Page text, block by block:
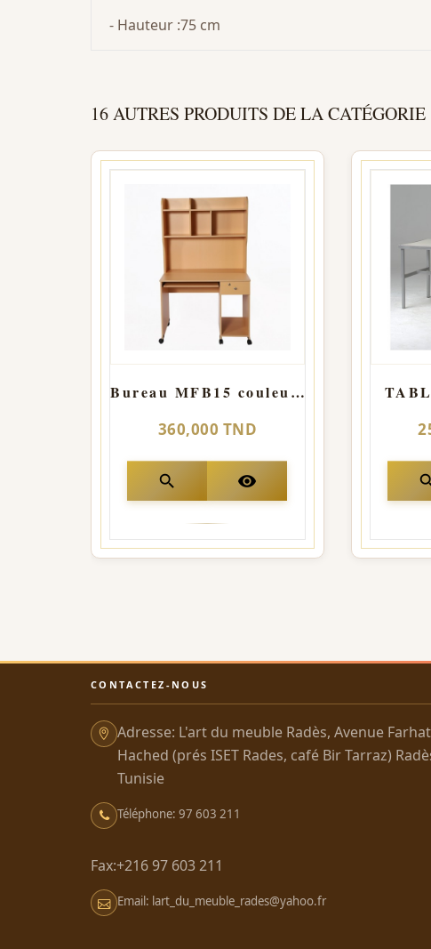
- Hauteur :75 cm
16 AUTRES PRODUITS DE LA CATÉGORIE
Bureau MFB15 couleur-hetre
360,000 TND
search visibility
CONTACTEZ-NOUS
Adresse: L'art du meuble Radès, Avenue Farhat
Hached (prés ISET Rades, café Bir Tarraz)
Tunisie
Téléphone: 97 603 211
Fax:+216 97 603 211
Email: lart_du_meuble_rades@yahoo.fr